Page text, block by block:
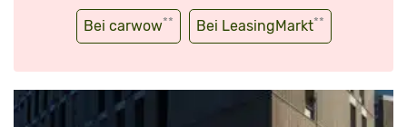
Bei carwow** Bei LeasingMarkt**